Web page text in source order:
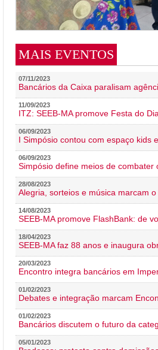
MAIS EVENTOS
07/11/2023
Bancários da Caixa paralisam
11/09/2023
ITZ: SEEB-MA promove Festa do
06/09/2023
I Simpósio contou com espaço kids
06/09/2023
Simpósio define meios de
28/08/2023
Alegria, sorteios e música marcam
14/08/2023
SEEB-MA promove FlashBank: de
18/04/2023
SEEB-MA faz 88 anos e inaugura
20/03/2023
Encontro integra bancários em
01/02/2023
Debates e integração marcam
01/02/2023
Bancários discutem o futuro da
05/01/2023